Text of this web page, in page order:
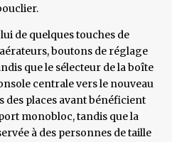
de quelques touches de
boutons de réglage
que le sélecteur de la boîte
centrale vers le nouveau
des places avant bénéficient
monobloc, tandis que la
à des personnes de taille